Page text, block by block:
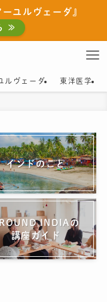
ユルヴェーダ』
≫
ルヴェーダ 東洋医学
インドのこと
INDIAの
講座ガイド